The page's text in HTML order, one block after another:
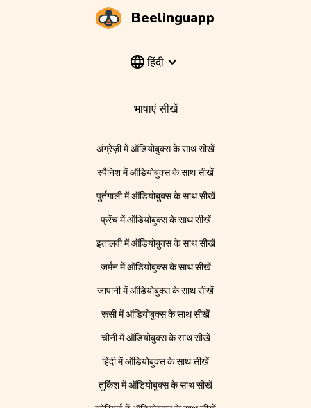
Beelinguapp
हिंदी
भाषाएं सीखें
अंग्रेज़ी में ऑडियोबुक्स के साथ सीखें
स्पैनिश में ऑडियोबुक्स के साथ सीखें
पुर्तगाली में ऑडियोबुक्स के साथ सीखें
फ्रेंच में ऑडियोबुक्स के साथ सीखें
इतालवी में ऑडियोबुक्स के साथ सीखें
जर्मन में ऑडियोबुक्स के साथ सीखें
जापानी में ऑडियोबुक्स के साथ सीखें
रूसी में ऑडियोबुक्स के साथ सीखें
चीनी में ऑडियोबुक्स के साथ सीखें
हिंदी में ऑडियोबुक्स के साथ सीखें
तुर्किश में ऑडियोबुक्स के साथ सीखें